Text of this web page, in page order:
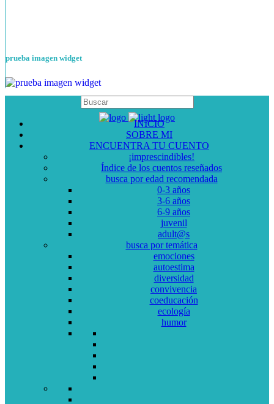
prueba imagen widget
INICIO
SOBRE MI
ENCUENTRA TU CUENTO
¡imprescindibles!
Índice de los cuentos reseñados
busca por edad recomendada
0-3 años
3-6 años
6-9 años
juvenil
adult@s
busca por temática
emociones
autoestima
diversidad
convivencia
coeducación
ecología
humor